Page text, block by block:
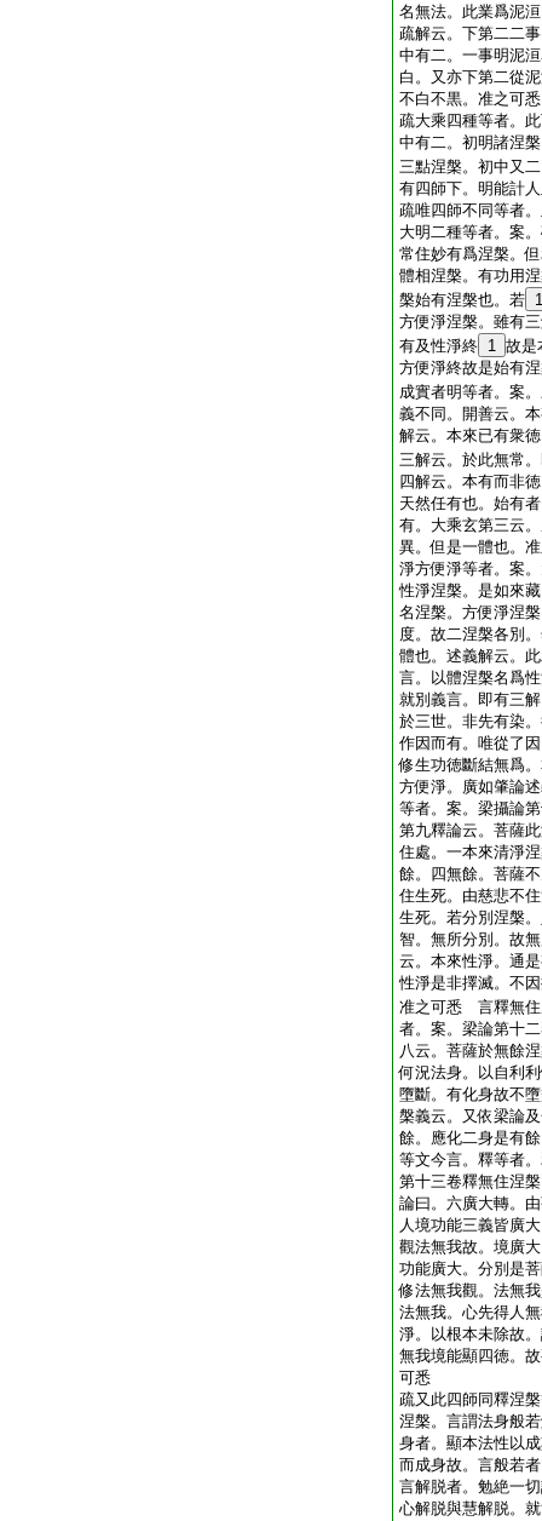
名無法。此業爲泥
疏解云。下第二二
中有二。一事明泥
白。又亦下第二從
不白不黒。准之可悉
疏大乘四種等者。
中有二。初明諸涅
三點涅槃。初中又
有四師下。明能計
疏唯四師不同等者
大明二種等者。案
常住妙有爲涅槃。
體相涅槃。有功用
槃始有涅槃也。若
方便淨涅槃。雖有
有及性淨終 1 故是
方便淨終故是始有
成實者明等者。案
義不同。開善云。
解云。本來已有衆
三解云。於此無常
四解云。本有而非
天然任有也。始有
有。大乘玄第三云
異。但是一體也。
淨方便淨等者。案
性淨涅槃。是如來
名涅槃。方便淨涅
度。故二涅槃各別
體也。述義解云。
言。以體涅槃名爲
就別義言。即有三
於三世。非先有染
作因而有。唯從了
修生功徳斷結無爲
方便淨。廣如肇論
等者。案。梁攝論
第九釋論云。菩薩
住處。一本來清淨
餘。四無餘。菩薩
住生死。由慈悲不
生死。若分別涅槃
智。無所分別。故
云。本來性淨。通
性淨是非擇滅。不
准之可悉 言釋無住
者。案。梁論第十
八云。菩薩於無餘
何況法身。以自利
墮斷。有化身故不
槃義云。又依梁論
餘。應化二身是有
等文今言。釋等者
第十三卷釋無住涅
論曰。六廣大轉。
人境功能三義皆廣
觀法無我故。境廣
功能廣大。分別是
修法無我觀。法無
法無我。心先得人
淨。以根本未除故
無我境能顯四徳。
可悉
疏又此四師同釋涅
涅槃。言謂法身般
身者。顯本法性以
而成身故。言般若
言解脱者。勉絶一
心解脱與慧解脱。